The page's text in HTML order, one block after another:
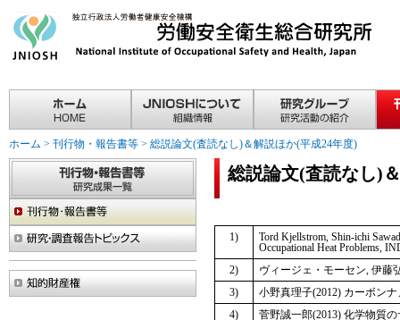
ホーム > 刊行物・報告書等 > 総説論文(査読なし)＆解説ほか(平成24年度)
総説論文(査読なし)
1)
Tord Kjellstrom, Shin-ichi
Occupational Heat Problems,
2)
ヴィージェ・モーセン, 伊藤
3)
小野真理子(2012) カーボン
4)
菅野誠一郎(2013) 化学物質